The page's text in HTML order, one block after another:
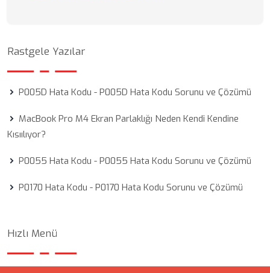
Rastgele Yazılar
P005D Hata Kodu - P005D Hata Kodu Sorunu ve Çözümü
MacBook Pro M4 Ekran Parlaklığı Neden Kendi Kendine
Kısıılıyor?
P0055 Hata Kodu - P0055 Hata Kodu Sorunu ve Çözümü
P0170 Hata Kodu - P0170 Hata Kodu Sorunu ve Çözümü
Hızlı Menü